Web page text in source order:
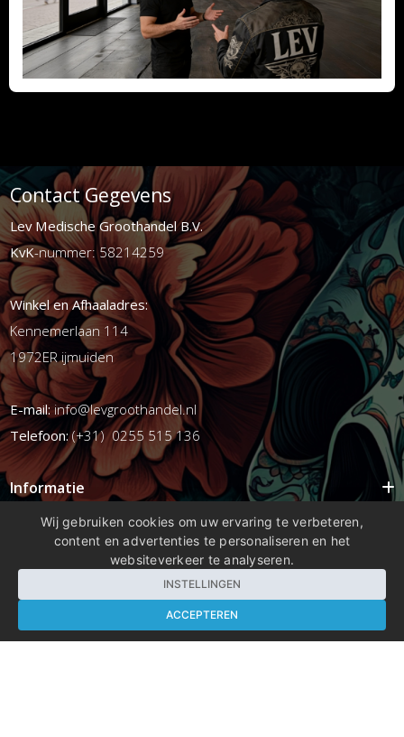
Contact Gegevens
Lev Medische Groothandel B.V.
KvK-nummer: 58214259
Winkel en Afhaaladres:
Kennemerlaan 114
1972ER ijmuiden
E-mail:info@levgroothandel.nl
Telefoon:(+31) 0255 515 136
Informatie
Mijn account
Wij gebruiken cookies om uw ervaring te verbeteren,
content en advertenties te personaliseren en het
websiteverkeer te analyseren.
INSTELLINGEN
ACCEPTEREN